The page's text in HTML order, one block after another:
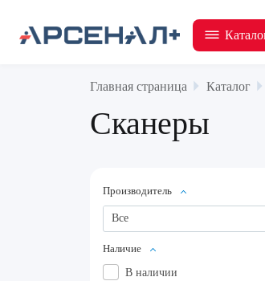
Главная страница Каталог
Сканеры
Производитель
Все
Наличие
В наличии